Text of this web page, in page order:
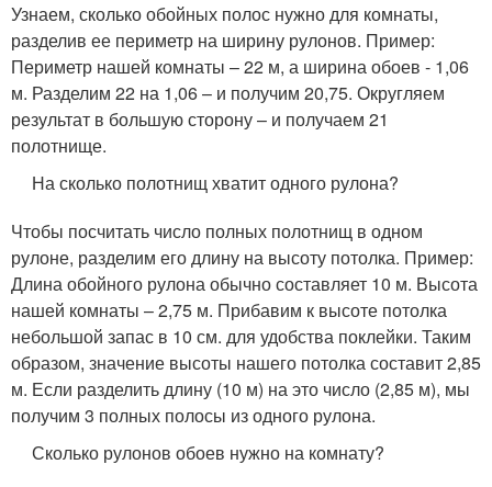
Узнаем, сколько обойных полос нужно для комнаты,
разделив ее периметр на ширину рулонов. Пример:
Периметр нашей комнаты – 22 м, а ширина обоев - 1,06
м. Разделим 22 на 1,06 – и получим 20,75. Округляем
результат в большую сторону – и получаем 21
полотнище.
На сколько полотнищ хватит одного рулона?
Чтобы посчитать число полных полотнищ в одном
рулоне, разделим его длину на высоту потолка. Пример:
Длина обойного рулона обычно составляет 10 м. Высота
нашей комнаты – 2,75 м. Прибавим к высоте потолка
небольшой запас в 10 см. для удобства поклейки. Таким
образом, значение высоты нашего потолка составит 2,85
м. Если разделить длину (10 м) на это число (2,85 м), мы
получим 3 полных полосы из одного рулона.
Сколько рулонов обоев нужно на комнату?